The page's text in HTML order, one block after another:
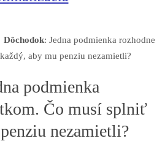
Dôchodok: Jedna podmienka rozhodne
aby mu penziu nezamietli?
podmienka
Čo musí splniť
nezamietli?